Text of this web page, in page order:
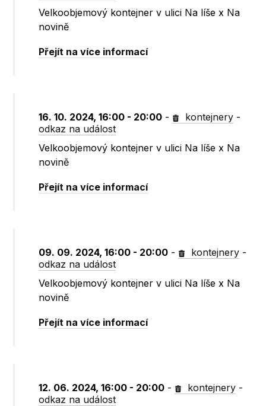
Velkoobjemový kontejner v ulici Na líše x Na
novině
Přejít na více informací
16. 10. 2024, 16:00 - 20:00 - kontejnery -
odkaz na událost
Velkoobjemový kontejner v ulici Na líše x Na
novině
Přejít na více informací
09. 09. 2024, 16:00 - 20:00 - kontejnery -
odkaz na událost
Velkoobjemový kontejner v ulici Na líše x Na
novině
Přejít na více informací
12. 06. 2024, 16:00 - 20:00 - kontejnery -
odkaz na událost